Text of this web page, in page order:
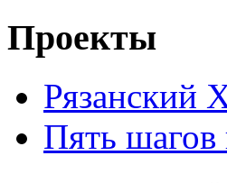
Проекты
Рязанский
Пять